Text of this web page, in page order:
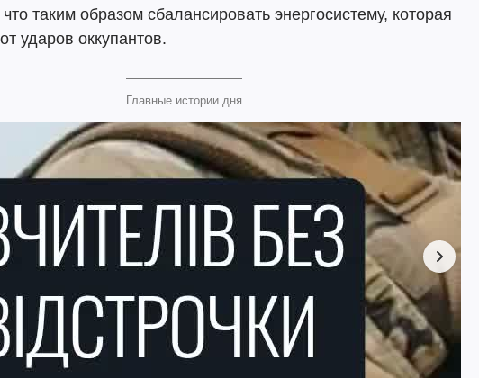
таким образом сбалансировать энергосистему, которая
ударов оккупантов.
Главные истории дня